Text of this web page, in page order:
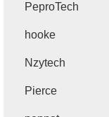
PeproTech
hooke
Nzytech
Pierce